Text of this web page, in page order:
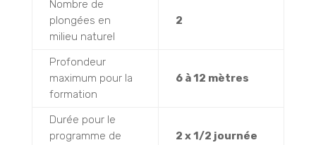
Nombre de
plongées en
milieu naturel
2
Profondeur
maximum pour la
formation
6 à 12 mètres
Durée pour le
programme de
2 x 1/2 journée